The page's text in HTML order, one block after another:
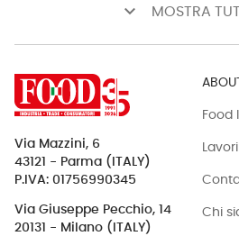
keyboard_arrow_down MOSTRA
Via Mazzini, 6
43121 - Parma (ITALY)
P.IVA: 01756990345
Via Giuseppe Pecchio, 14
20131 - Milano (ITALY)
Food
Chi